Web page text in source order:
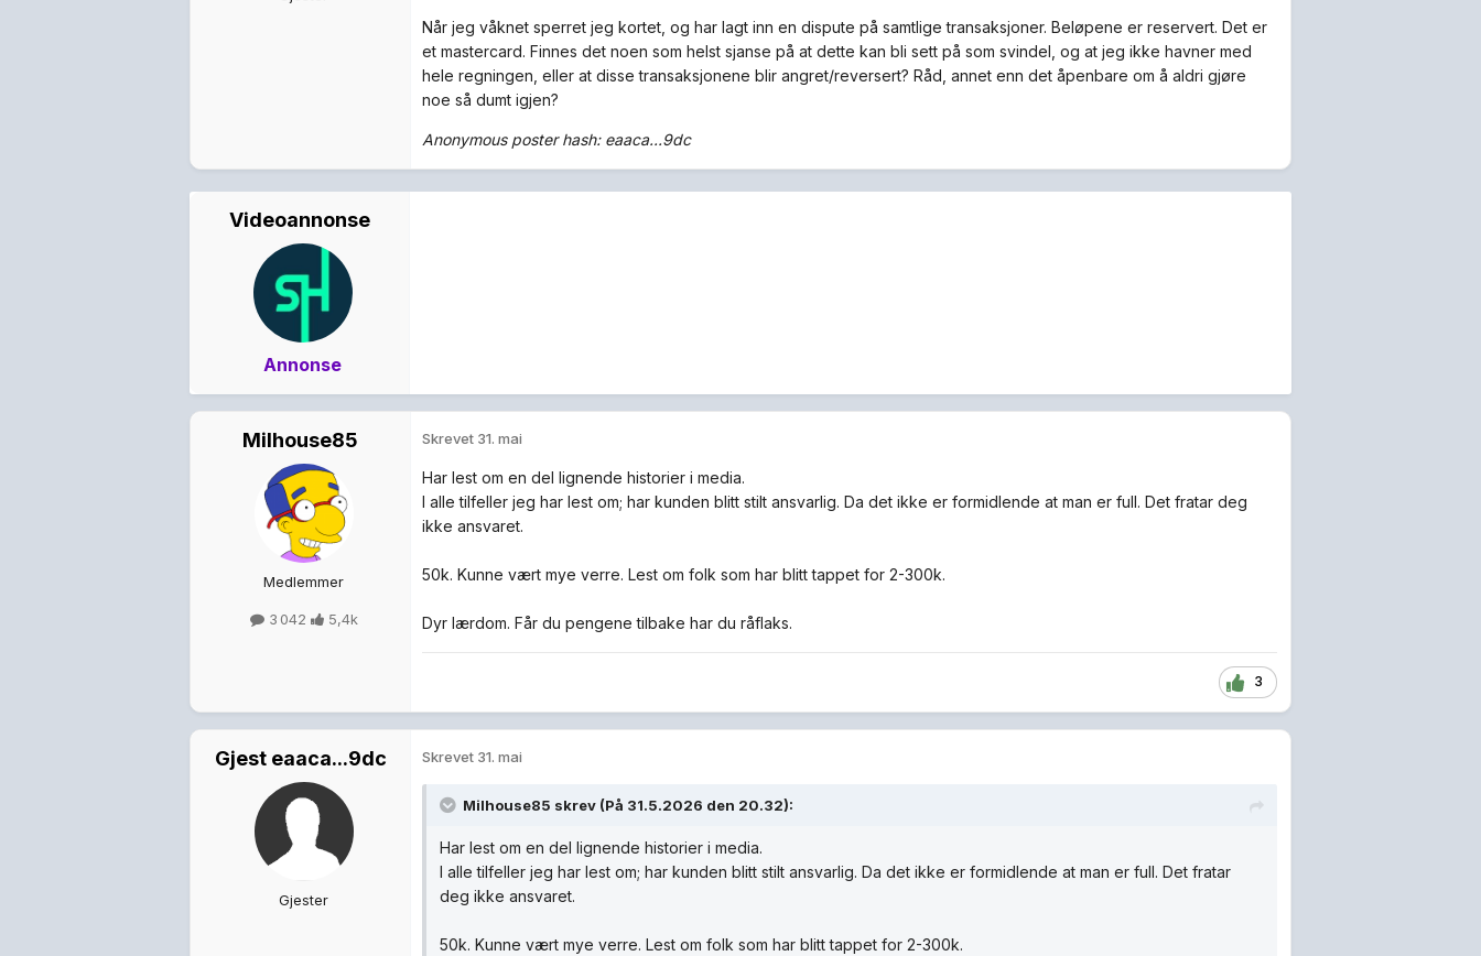
Når jeg våknet sperret jeg kortet, og har lagt inn en dispute på samtlige transaksjoner. Beløpene er reservert. Det er
et mastercard. Finnes det noen som helst sjanse på at dette kan bli sett på som svindel, og at jeg ikke havner med
hele regningen, eller at disse transaksjonene blir angret/reversert? Råd, annet enn det åpenbare om å aldri gjøre
noe så dumt igjen?
Anonymous poster hash: eaaca...9dc
Videoannonse
Annonse
Milhouse85
Medlemmer
3 042 5,4k
Skrevet 31. mai
Har lest om en del lignende historier i media.
I alle tilfeller jeg har lest om; har kunden blitt stilt ansvarlig. Da det ikke er formidlende at man er full. Det fratar deg
ikke ansvaret.
50k. Kunne vært mye verre. Lest om folk som har blitt tappet for 2-300k.
Dyr lærdom. Får du pengene tilbake har du råflaks.
3
Gjest eaaca...9dc
Gjester
Skrevet 31. mai
Milhouse85 skrev (På 31.5.2026 den 20.32):
Har lest om en del lignende historier i media.
I alle tilfeller jeg har lest om; har kunden blitt stilt ansvarlig. Da det ikke er formidlende at man er full. Det fratar
deg ikke ansvaret.
50k. Kunne vært mye verre. Lest om folk som har blitt tappet for 2-300k.